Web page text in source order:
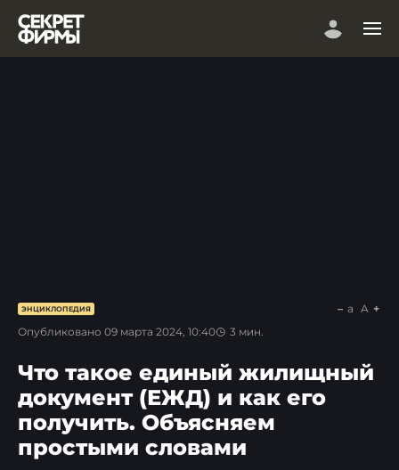
ЭНЦИКЛОПЕДИЯ
Опубликовано 09 марта 2024, 10:40 3 мин.
a A
Что такое единый жилищный
документ (ЕЖД) и как его
получить. Объясняем
простыми словами